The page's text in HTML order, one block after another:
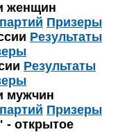
женщин
Призеры
Результаты
Результаты
мужчин
Призеры
- открытое